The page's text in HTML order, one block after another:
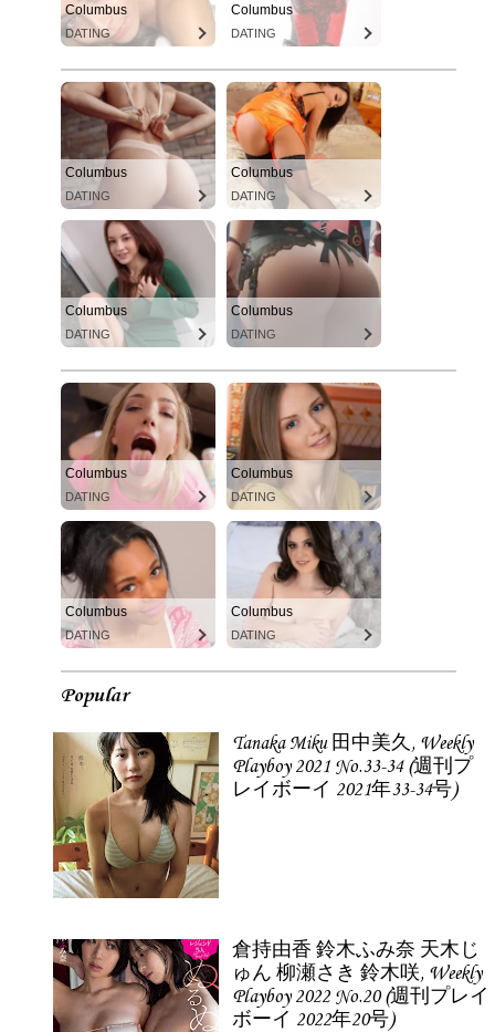
Columbus
DATING
Columbus
DATING
Columbus
DATING
Columbus
DATING
Columbus
DATING
Columbus
DATING
Columbus
DATING
Columbus
DATING
Columbus
DATING
Columbus
DATING
Popular
Tanaka Miku 田中美久, Weekly
Playboy 2021 No.33-34 (週刊プ
レイボーイ 2021年33-34号)
倉持由香 鈴木ふみ奈 天木じ
ゅん 柳瀬さき 鈴木咲, Weekly
Playboy 2022 No.20 (週刊プレイ
ボーイ 2022年20号)